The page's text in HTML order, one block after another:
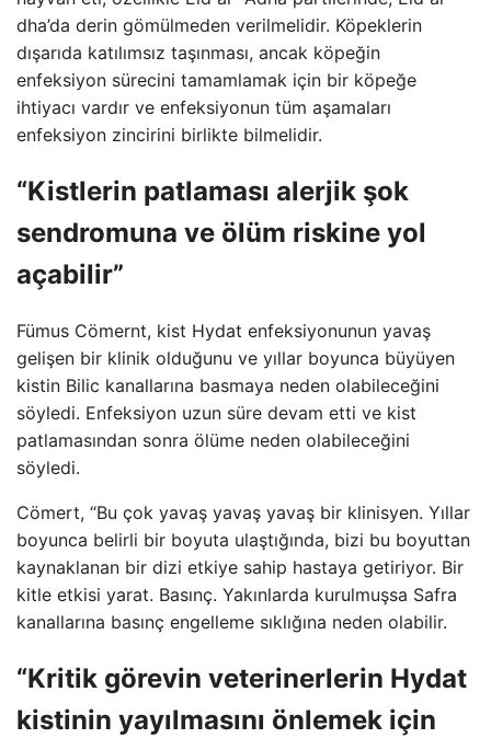
dha’da derin gömülmeden verilmelidir. Köpeklerin
dışarıda katılımsız taşınması, ancak köpeğin
enfeksiyon sürecini tamamlamak için bir köpeğe
ihtiyacı vardır ve enfeksiyonun tüm aşamaları
enfeksiyon zincirini birlikte bilmelidir.
“Kistlerin patlaması alerjik şok
sendromuna ve ölüm riskine yol
açabilir”
Fümus Cömernt, kist Hydat enfeksiyonunun yavaş
gelişen bir klinik olduğunu ve yıllar boyunca büyüyen
kistin Bilic kanallarına basmaya neden olabileceğini
söyledi. Enfeksiyon uzun süre devam etti ve kist
patlamasından sonra ölüme neden olabileceğini
söyledi.
Cömert, “Bu çok yavaş yavaş yavaş bir klinisyen. Yıllar
boyunca belirli bir boyuta ulaştığında, bizi bu boyuttan
kaynaklanan bir dizi etkiye sahip hastaya getiriyor. Bir
kitle etkisi yarat. Basınç. Yakınlarda kurulmuşsa Safra
kanallarına basınç engelleme sıklığına neden olabilir.
“Kritik görevin veterinerlerin Hydat
kistinin yayılmasını önlemek için